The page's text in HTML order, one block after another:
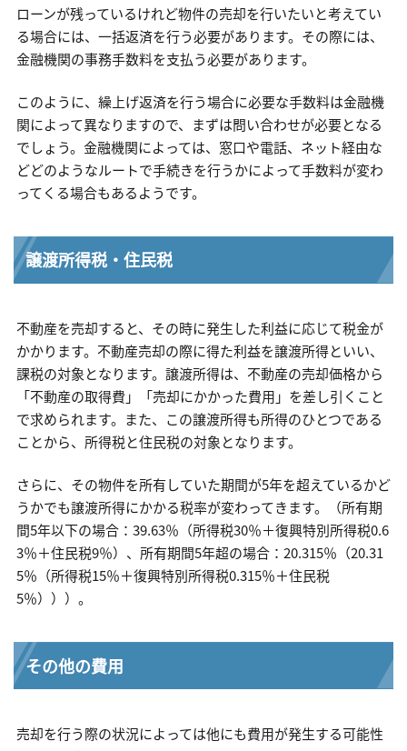
ローンが残っているけれど物件の売却を行いたいと考えてい
る場合には、一括返済を行う必要があります。その際には、
金融機関の事務手数料を支払う必要があります。
このように、繰上げ返済を行う場合に必要な手数料は金融機
関によって異なりますので、まずは問い合わせが必要となる
でしょう。金融機関によっては、窓口や電話、ネット経由な
どどのようなルートで手続きを行うかによって手数料が変わ
ってくる場合もあるようです。
譲渡所得税・住民税
不動産を売却すると、その時に発生した利益に応じて税金が
かかります。不動産売却の際に得た利益を譲渡所得といい、
課税の対象となります。譲渡所得は、不動産の売却価格から
「不動産の取得費」「売却にかかった費用」を差し引くこと
で求められます。また、この譲渡所得も所得のひとつである
ことから、所得税と住民税の対象となります。
さらに、その物件を所有していた期間が5年を超えているかど
うかでも譲渡所得にかかる税率が変わってきます。（所有期
間5年以下の場合：39.63％（所得税30％＋復興特別所得税0.6
3％＋住民税9％）、所有期間5年超の場合：20.315％（20.31
5％（所得税15％＋復興特別所得税0.315％＋住民税
5％）））。
その他の費用
売却を行う際の状況によっては他にも費用が発生する可能性